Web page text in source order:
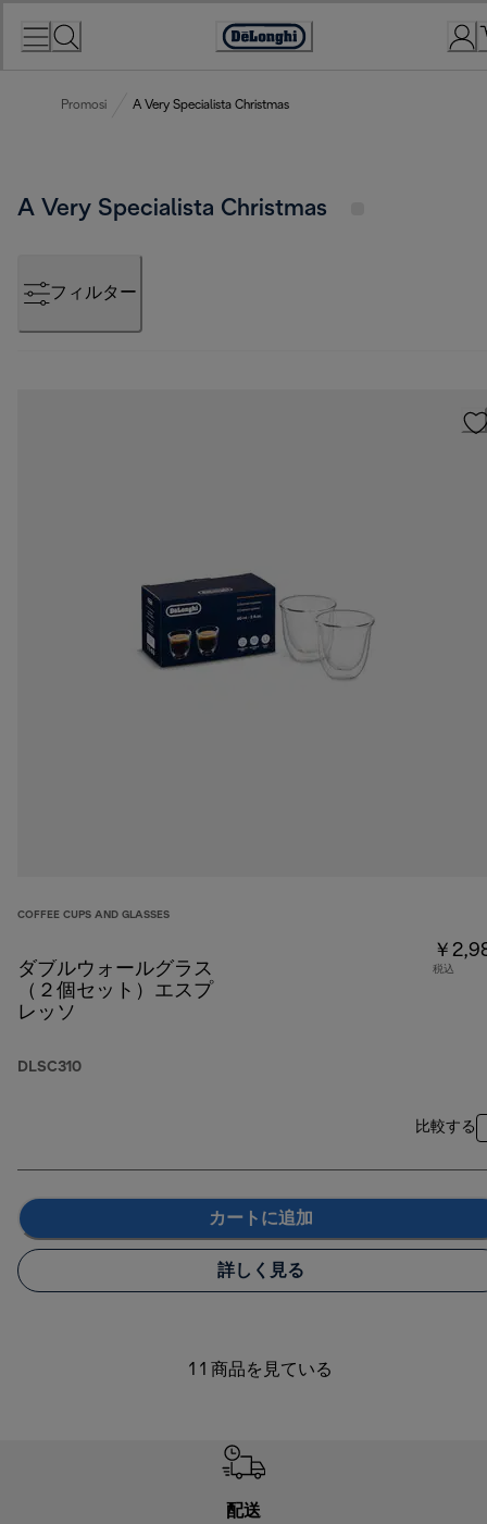
Accessibility
Promosi A Very Specialista Christmas
A Very Specialista Christmas
フィルター
COFFEE CUPS AND GLASSES
ダブルウォールグラス
（２個セット）エスプ
レッソ
DLSC310
￥
税込
比較する
カートに追加
詳しく見る
1 1 商品を見ている
配送